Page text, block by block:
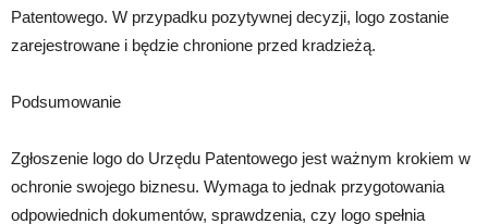
Patentowego. W przypadku pozytywnej decyzji, logo zostanie
zarejestrowane i będzie chronione przed kradzieżą.
Podsumowanie
Zgłoszenie logo do Urzędu Patentowego jest ważnym krokiem w
ochronie swojego biznesu. Wymaga to jednak przygotowania
odpowiednich dokumentów, sprawdzenia, czy logo spełnia